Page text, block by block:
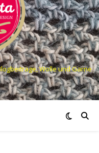
Wolle und Garne